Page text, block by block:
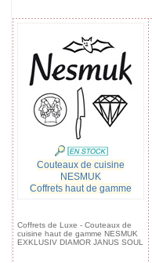
Couteaux de cuisine
NESMUK
Coffrets haut de gamme
Coffrets de Luxe - Couteaux de
cuisine haut de gamme NESMUK
EXKLUSIV DIAMOR JANUS SOUL